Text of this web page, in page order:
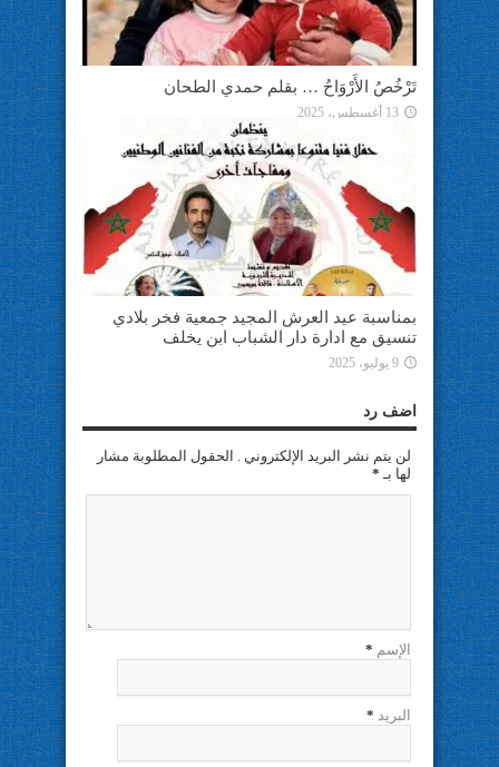
تَرْخُصُ الأَرْوَاحُ … بقلم حمدي الطحان
13 أغسطس، 2025
بمناسبة عيد العرش المجيد جمعية فخر بلادي
تنسيق مع ادارة دار الشباب ابن يخلف
9 يوليو، 2025
اضف رد
لن يتم نشر البريد الإلكتروني . الحقول المطلوبة مشار
لها بـ *
الإسم *
البريد *